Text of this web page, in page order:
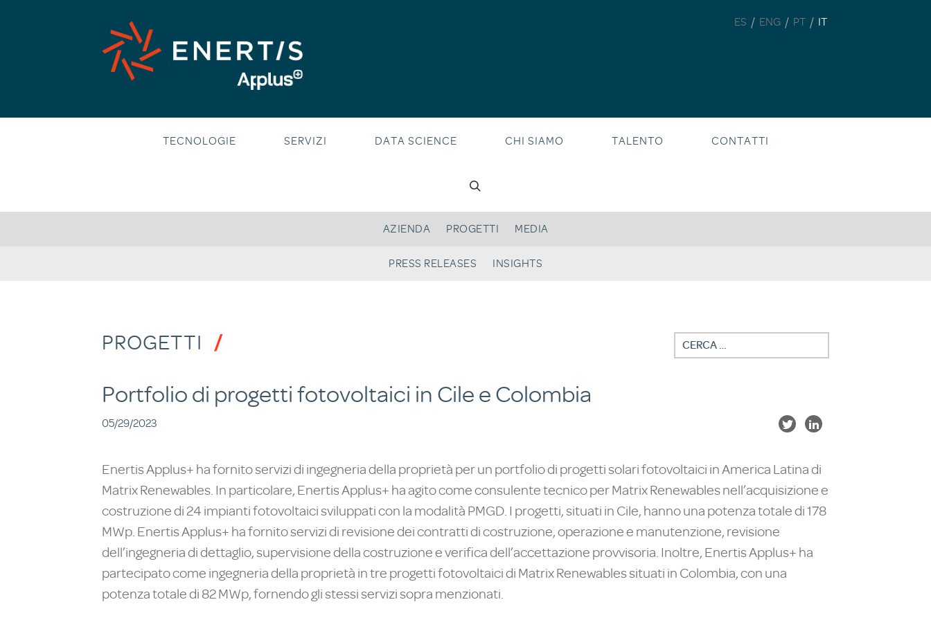
ES / ENG / PT / IT
TECNOLOGIE SERVIZI DATA SCIENCE CHI SIAMO TALENTO CONTATTI
AZIENDA PROGETTI MEDIA
PRESS RELEASES INSIGHTS
PROGETTI
Portfolio di progetti fotovoltaici in Cile e Colombia
05/29/2023
Enertis Applus+ ha fornito servizi di ingegneria della proprietà per un portfolio di progetti solari fotovoltaici in America Latina di
Matrix Renewables. In particolare, Enertis Applus+ ha agito come consulente tecnico per Matrix Renewables nell’acquisizione e
costruzione di 24 impianti fotovoltaici sviluppati con la modalità PMGD. I progetti, situati in Cile, hanno una potenza totale di 178
MWp. Enertis Applus+ ha fornito servizi di revisione dei contratti di costruzione, operazione e manutenzione, revisione
dell’ingegneria di dettaglio, supervisione della costruzione e verifica dell’accettazione provvisoria. Inoltre, Enertis Applus+ ha
partecipato come ingegneria della proprietà in tre progetti fotovoltaici di Matrix Renewables situati in Colombia, con una
potenza totale di 82 MWp, fornendo gli stessi servizi sopra menzionati.